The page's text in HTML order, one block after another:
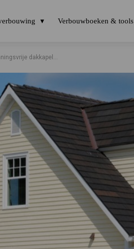
Verbouwboeken & tools
dakkapel...